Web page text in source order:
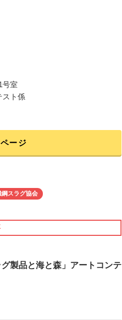
号室
スト係
ージ
鋼スラグ協会
製品と海と森」アートコンテ